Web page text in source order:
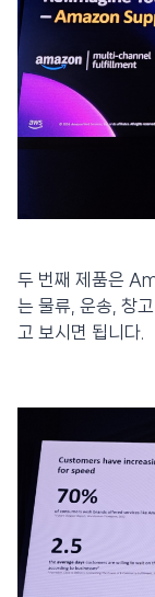
두 번째 제품은
는 물류, 운송, 창
고 보시면 됩니다.